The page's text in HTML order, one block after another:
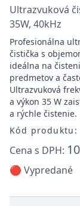
Ultrazvuková
35W, 40kHz
Profesionálna
čistička s
ideálna na
predmetov a
Ultrazvuková
a výkon 35 W
a rýchle čistenie.
Kód produktu:
Cena s DPH:
🔴 Vypredané